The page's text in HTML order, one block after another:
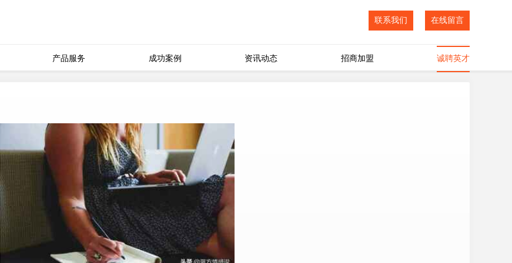
联系我们 在线留言
产品服务 成功案例 资讯动态 招商加盟 诚聘英才